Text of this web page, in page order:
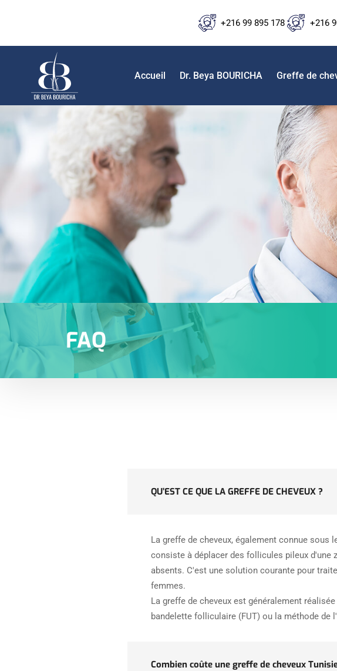
+216 99 895 178 +216
Accueil Dr. Beya BOURICHA Greffe de
FAQ
QU’EST CE QUE LA GREFFE DE CHEVEUX ?
La greffe de cheveux, également connue
consiste à déplacer des follicules pileux d'une
absents. C'est une solution courante pour
femmes.
La greffe de cheveux est généralement
bandelette folliculaire (FUT) ou la méthode
Combien coûte une greffe de cheveux